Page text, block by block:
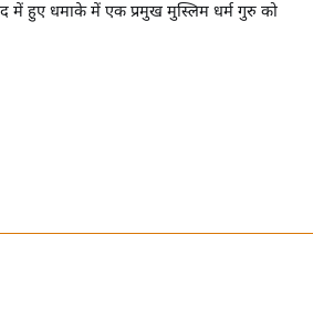
में हुए धमाके में एक प्रमुख मुस्लिम धर्म गुरु को